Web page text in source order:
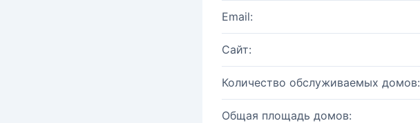
Email:
Сайт:
Количество обслуживаемых домов:
Общая площадь домов: